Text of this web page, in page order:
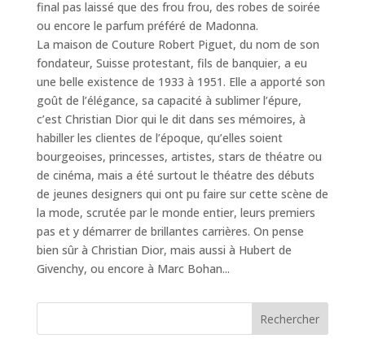
final pas laissé que des frou frou, des robes de soirée
ou encore le parfum préféré de Madonna.
La maison de Couture Robert Piguet, du nom de son
fondateur, Suisse protestant, fils de banquier, a eu
une belle existence de 1933 à 1951. Elle a apporté son
goût de l’élégance, sa capacité à sublimer l’épure,
c’est Christian Dior qui le dit dans ses mémoires, à
habiller les clientes de l’époque, qu’elles soient
bourgeoises, princesses, artistes, stars de théatre ou
de cinéma, mais a été surtout le théatre des débuts
de jeunes designers qui ont pu faire sur cette scène de
la mode, scrutée par le monde entier, leurs premiers
pas et y démarrer de brillantes carrières. On pense
bien sûr à Christian Dior, mais aussi à Hubert de
Givenchy, ou encore à Marc Bohan...
Rechercher